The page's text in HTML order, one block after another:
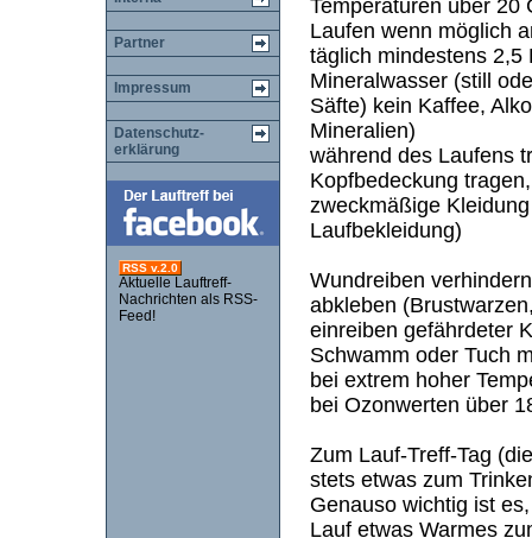
Partner
Impressum
Datenschutz-
erklärung
RSS v.2.0
Aktuelle Lauftreff-
Nachrichten als RSS-
Feed!
Temperaturen über 20
Laufen wenn möglich
täglich mindestens 2,5
Mineralwasser (still
Säfte) kein Kaffee,
Mineralien)
während des Laufens
Kopfbedeckung
zweckmäßige
Laufbekleidung)
Wundreiben
abkleben
einreiben gefährdeter
Schwamm oder Tuch
bei extrem hoher
bei Ozonwerten über
Zum Lauf-Treff-Tag
stets etwas zum
Genauso wichtig ist
Lauf etwas Warmes